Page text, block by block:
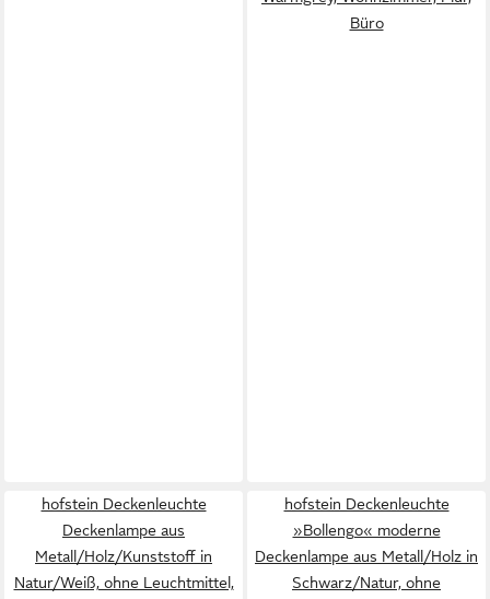
Büro
hofstein Deckenleuchte
Deckenlampe aus
Metall/Holz/Kunststoff in
Natur/Weiß, ohne Leuchtmittel,
hofstein Deckenleuchte
»Bollengo« moderne
Deckenlampe aus Metall/Holz in
Schwarz/Natur, ohne